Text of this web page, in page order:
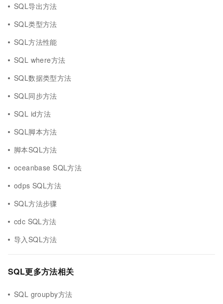
SQL导出方法
SQL类型方法
SQL方法性能
SQL where方法
SQL数据类型方法
SQL同步方法
SQL id方法
SQL脚本方法
脚本SQL方法
oceanbase SQL方法
odps SQL方法
SQL方法步骤
cdc SQL方法
导入SQL方法
SQL更多方法相关
SQL groupby方法